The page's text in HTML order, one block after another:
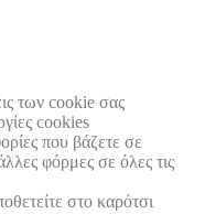
των cookie σας
cookies
που βάζετε σε
φόρμες σε όλες τις
στο καρότσι